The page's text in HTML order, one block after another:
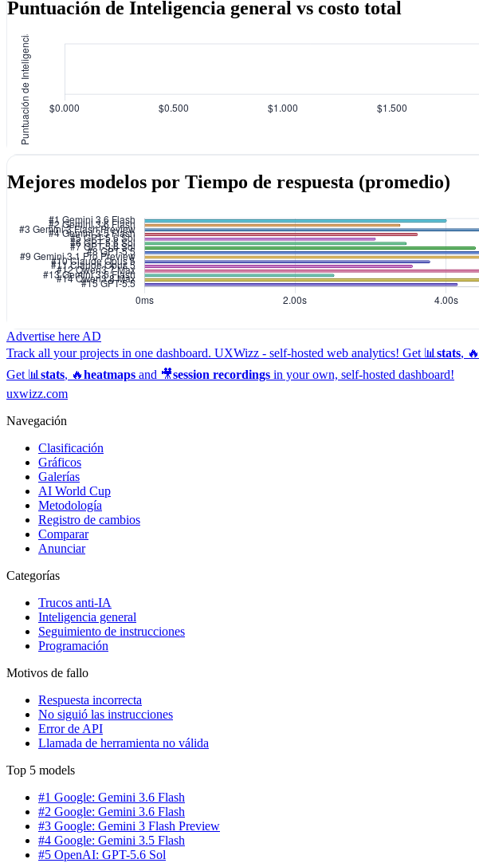
Puntuación de Inteligencia general vs costo total
Mejores modelos por Tiempo de respuesta (promedio)
Advertise here AD
Track all your projects in one dashboard. UXWizz - self-hosted web analytics! Get 📊 stats, 🔥
Get 📊 stats, 🔥heatmaps and 🎥session recordings in your own, self-hosted dashboard!
uxwizz.com
Navegación
Clasificación
Gráficos
Galerías
AI World Cup
Metodología
Registro de cambios
Comparar
Anunciar
Categorías
Trucos anti-IA
Inteligencia general
Seguimiento de instrucciones
Programación
Motivos de fallo
Respuesta incorrecta
No siguió las instrucciones
Error de API
Llamada de herramienta no válida
Top 5 models
#1 Google: Gemini 3.6 Flash
#2 Google: Gemini 3.6 Flash
#3 Google: Gemini 3 Flash Preview
#4 Google: Gemini 3.5 Flash
#5 OpenAI: GPT-5.6 Sol